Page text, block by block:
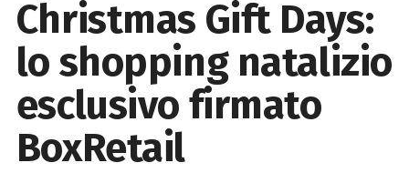
Christmas Gift Days:
lo shopping natalizio
esclusivo firmato
BoxRetail